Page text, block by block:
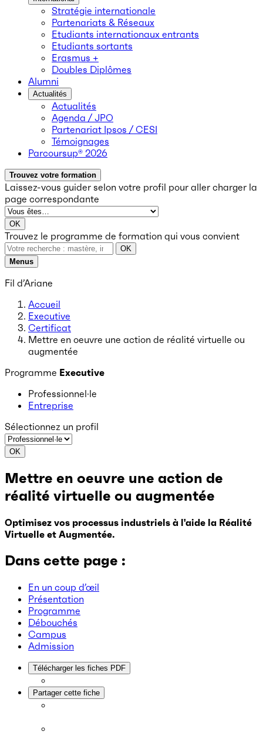
Stratégie internationale
Partenariats & Réseaux
Etudiants internationaux entrants
Etudiants sortants
Erasmus +
Doubles Diplômes
Alumni
Actualités
Actualités
Agenda / JPO
Partenariat Ipsos / CESI
Témoignages
Parcoursup® 2026
Trouvez votre formation
Laissez-vous guider selon votre profil pour aller charger la
page correspondante
OK
Trouvez le programme de formation qui vous convient
OK
Menus
Fil d’Ariane
Accueil
Executive
Certificat
Mettre en oeuvre une action de réalité virtuelle ou
augmentée
Programme Executive
Professionnel·le
Entreprise
Sélectionnez un profil
OK
Mettre en oeuvre une action de
réalité virtuelle ou augmentée
Optimisez vos processus industriels à l'aide la Réalité
Virtuelle et Augmentée.
Dans cette page :
En un coup d’œil
Présentation
Programme
Débouchés
Campus
Admission
Télécharger les fiches PDF
Partager cette fiche